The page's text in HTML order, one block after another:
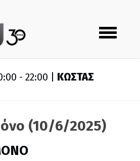
Toggle
navigation
- 22:00 | ΚΩΣΤΑΣ
(10/6/2025)